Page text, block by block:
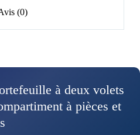
(0)
à deux volets
à pièces et